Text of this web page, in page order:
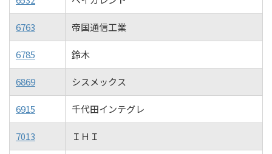
6763 帝国通信工業
6785 鈴木
6869 シスメックス
6915 千代田インテグレ
7013 ＩＨＩ